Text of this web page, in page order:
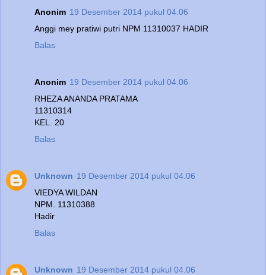
Anonim 19 Desember 2014 pukul 04.06
Anggi mey pratiwi putri NPM 11310037 HADIR
Balas
Anonim 19 Desember 2014 pukul 04.06
RHEZA ANANDA PRATAMA
11310314
KEL. 20
Balas
Unknown 19 Desember 2014 pukul 04.06
VIEDYA WILDAN
NPM. 11310388
Hadir
Balas
Unknown 19 Desember 2014 pukul 04.06